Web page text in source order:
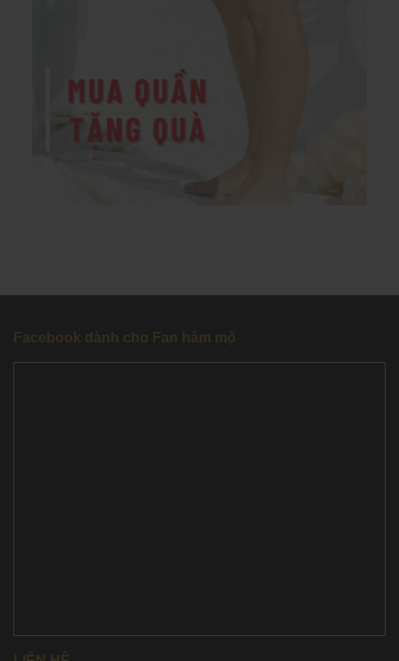
Facebook dành cho Fan hâm mộ